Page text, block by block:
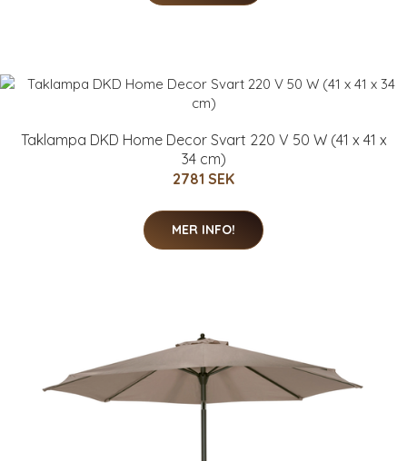
Taklampa DKD Home Decor Svart 220 V 50 W (41 x 41 x
34 cm)
2781 SEK
MER INFO!